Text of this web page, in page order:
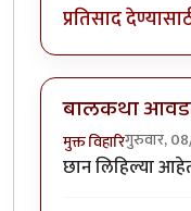
प्रतिसाद
बालकथा
मुक्त विहारिगुरुवार,
छान लिहिल्या